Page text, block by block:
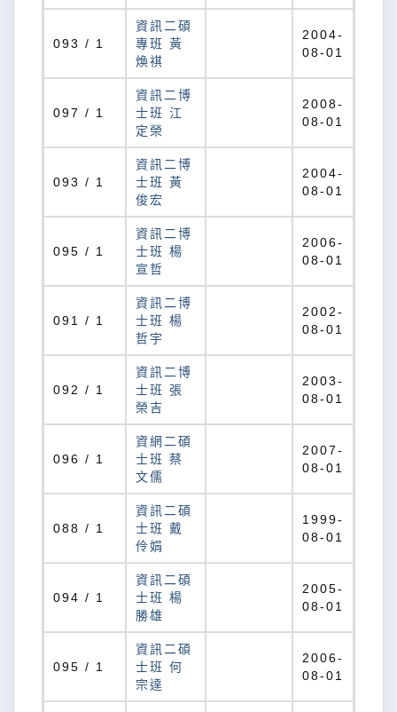
093 / 1
資訊二碩
專班 黃
煥祺
2004-
08-01
097 / 1
資訊二博
士班 江
定榮
2008-
08-01
093 / 1
資訊二博
士班 黃
俊宏
2004-
08-01
095 / 1
資訊二博
士班 楊
宣哲
2006-
08-01
091 / 1
資訊二博
士班 楊
哲宇
2002-
08-01
092 / 1
資訊二博
士班 張
榮吉
2003-
08-01
096 / 1
資網二碩
士班 蔡
文儒
2007-
08-01
088 / 1
資訊二碩
士班 戴
伶娟
1999-
08-01
094 / 1
資訊二碩
士班 楊
勝雄
2005-
08-01
095 / 1
資訊二碩
士班 何
宗達
2006-
08-01